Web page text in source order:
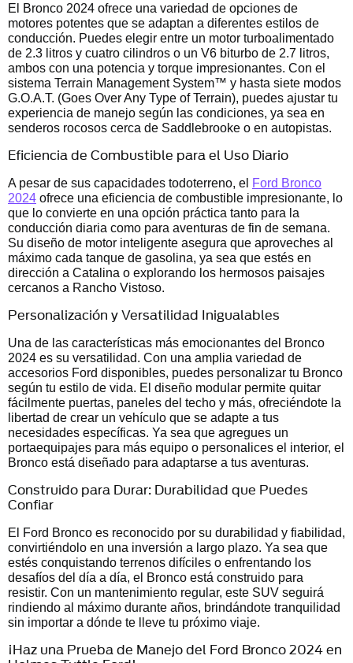
El Bronco 2024 ofrece una variedad de opciones de
motores potentes que se adaptan a diferentes estilos de
conducción. Puedes elegir entre un motor turboalimentado
de 2.3 litros y cuatro cilindros o un V6 biturbo de 2.7 litros,
ambos con una potencia y torque impresionantes. Con el
sistema Terrain Management System™ y hasta siete modos
G.O.A.T. (Goes Over Any Type of Terrain), puedes ajustar tu
experiencia de manejo según las condiciones, ya sea en
senderos rocosos cerca de Saddlebrooke o en autopistas.
Eficiencia de Combustible para el Uso Diario
A pesar de sus capacidades todoterreno, el Ford Bronco
2024 ofrece una eficiencia de combustible impresionante, lo
que lo convierte en una opción práctica tanto para la
conducción diaria como para aventuras de fin de semana.
Su diseño de motor inteligente asegura que aproveches al
máximo cada tanque de gasolina, ya sea que estés en
dirección a Catalina o explorando los hermosos paisajes
cercanos a Rancho Vistoso.
Personalización y Versatilidad Inigualables
Una de las características más emocionantes del Bronco
2024 es su versatilidad. Con una amplia variedad de
accesorios Ford disponibles, puedes personalizar tu Bronco
según tu estilo de vida. El diseño modular permite quitar
fácilmente puertas, paneles del techo y más, ofreciéndote la
libertad de crear un vehículo que se adapte a tus
necesidades específicas. Ya sea que agregues un
portaequipajes para más equipo o personalices el interior, el
Bronco está diseñado para adaptarse a tus aventuras.
Construido para Durar: Durabilidad que Puedes
Confiar
El Ford Bronco es reconocido por su durabilidad y fiabilidad,
convirtiéndolo en una inversión a largo plazo. Ya sea que
estés conquistando terrenos difíciles o enfrentando los
desafíos del día a día, el Bronco está construido para
resistir. Con un mantenimiento regular, este SUV seguirá
rindiendo al máximo durante años, brindándote tranquilidad
sin importar a dónde te lleve tu próximo viaje.
¡Haz una Prueba de Manejo del Ford Bronco 2024 en